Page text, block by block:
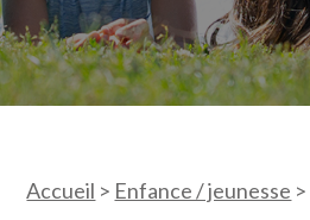
Accueil > Enfance / jeunesse >